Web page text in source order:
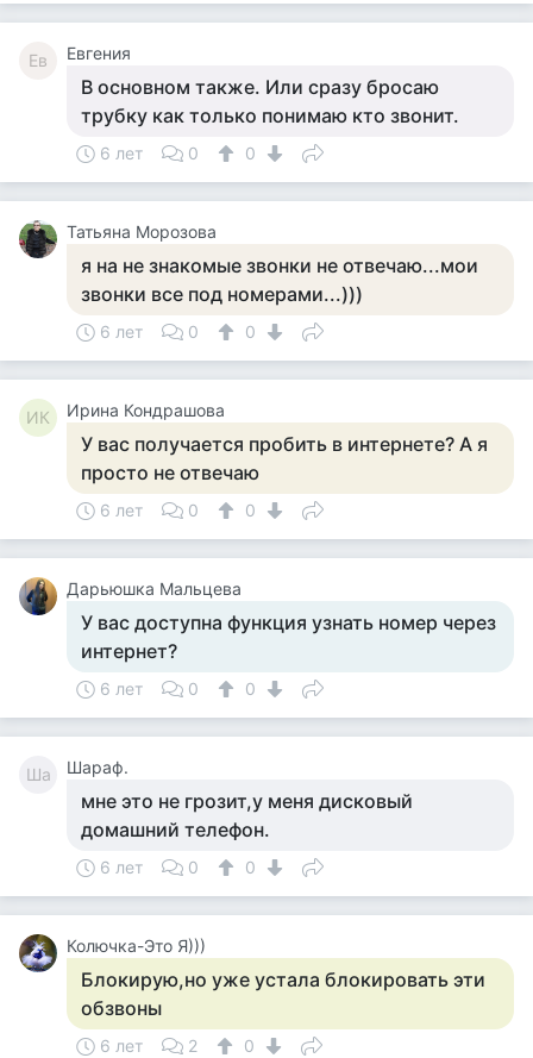
Ев Евгения
В основном также. Или сразу бросаю
трубку как только понимаю кто звонит.
6 лет 0 0
Татьяна Морозова
я на не знакомые звонки не отвечаю...мои
звонки все под номерами...)))
6 лет 0 0
ИК Ирина Кондрашова
У вас получается пробить в интернете? А я
просто не отвечаю
6 лет 0 0
Дарьюшка Мальцева
У вас доступна функция узнать номер через
интернет?
6 лет 0 0
Ша Шараф.
мне это не грозит,у меня дисковый
домашний телефон.
6 лет 0 0
Колючка-Это Я)))
Блокирую,но уже устала блокировать эти
обзвоны
6 лет 2
0